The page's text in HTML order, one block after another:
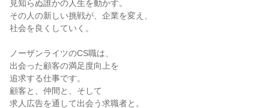
見知らぬ誰かの人生を動かす。
その人の新しい挑戦が、企業を変え、
社会を良くしていく。
ノーザンライツのCS職は、
出会った顧客の満足度向上を
追求する仕事です。
顧客と、仲間と、そして
求人広告を通して出会う求職者と。